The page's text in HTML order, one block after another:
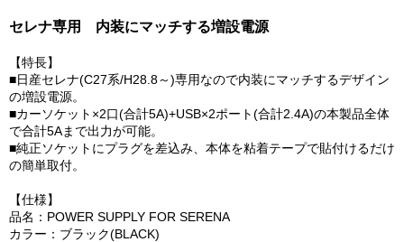
セレナ専用 内装にマッチする増設電源
【特長】
■日産セレナ(C27系/H28.8～)専用なので内装にマッチするデザイン
の増設電源。
■カーソケット×2口(合計5A)+USB×2ポート(合計2.4A)の本製品全体
で合計5Aまで出力が可能。
■純正ソケットにプラグを差込み、本体を粘着テープで貼付けるだけ
の簡単取付。
【仕様】
品名：POWER SUPPLY FOR SERENA
カラー：ブラック(BLACK)